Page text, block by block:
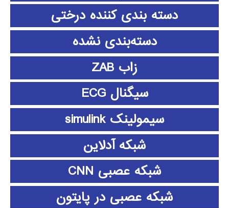
دسته بندی کننده درختی
دسته‌بندی نشده
زاب ZAB
سیگنال ECG
سیمولینک simulink
شبکه آدلاین
شبکه عصبی CNN
شبکه عصبی در پایتون